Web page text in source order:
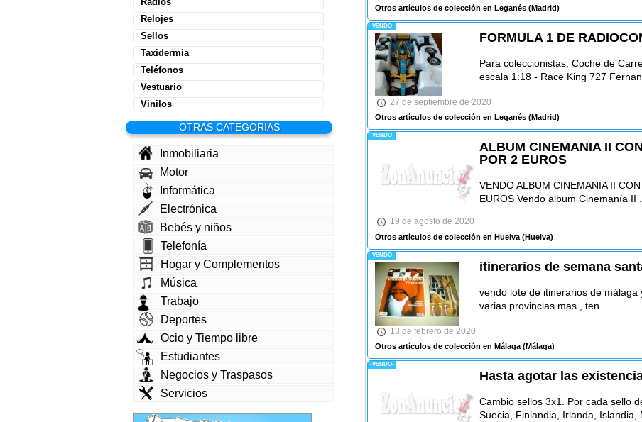
Relojes
Sellos
Taxidermia
Teléfonos
Vestuario
Vinilos
OTRAS CATEGORIAS
Inmobiliaria
Motor
Informática
Electrónica
Bebés y niños
Telefonía
Hogar y Complementos
Música
Trabajo
Deportes
Ocio y Tiempo libre
Estudiantes
Negocios y Traspasos
Servicios
Otros artículos de colección en Leganés(Madrid)
-VENDO-
FORMULA 1 DE
Para coleccionistas, Coche de
escala 1:18 - Race King 727
27 de septiembre de 2020
Otros artículos de colección en Leganés(Madrid)
-VENDO-
ALBUM CINEMANIA II
POR 2 EUROS
VENDO ALBUM CINEMANIA II
EUROS Vendo album Cinemanía
19 de agosto de 2020
Otros artículos de colección en Huelva(Huelva)
-VENDO-
itinerarios de semana
vendo lote de itinerarios de
varias provincias mas , ten
13 de febrero de 2020
Otros artículos de colección en Málaga(Málaga)
-VENDO-
Hasta agotar las
Cambio sellos 3x1. Por cada sello
Suecia, Finlandia, Irlanda, Islandia,